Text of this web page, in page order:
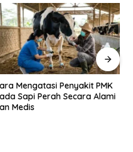
Dosis dan Cara Pemupukan
Tanaman Padi pada Fase
Vegetatif Aktif yang Tepat